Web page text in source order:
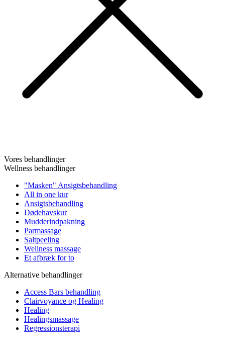
Vores behandlinger
Wellness behandlinger
"Masken" Ansigtsbehandling
All in one kur
Ansigtsbehandling
Dødehavskur
Mudderindpakning
Parmassage
Saltpeeling
Wellness massage
Et afbræk for to
Alternative behandlinger
Access Bars behandling
Clairvoyance og Healing
Healing
Healingsmassage
Regressionsterapi